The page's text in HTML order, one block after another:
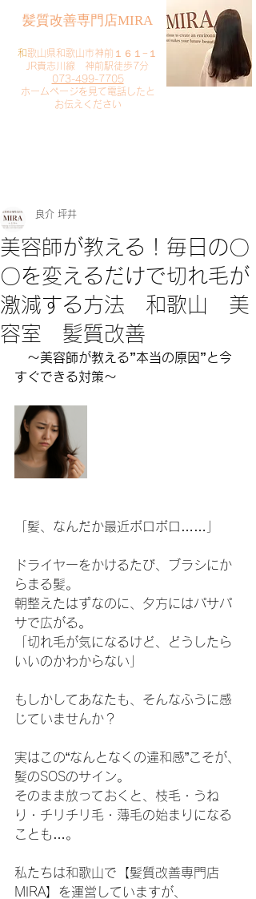
​髪質改善専門店MIRA
​和歌山県和歌山市神前１６１−１
JR貴志川線 神前駅徒歩7分
073-499-7705
​ホームページを見て電話したと
お伝えください
美容師が教える！毎日の〇
〇を変えるだけで切れ毛が
激減する方法 和歌山 美
容室 髪質改善
良介 坪井
～美容師が教える”本当の原因”と今
すぐできる対策～
「髪、なんだか最近ボロボロ……」
ドライヤーをかけるたび、ブラシにか
らまる髪。
朝整えたはずなのに、夕方にはパサパ
サで広がる。
「切れ毛が気になるけど、どうしたら
いいのかわからない」
もしかしてあなたも、そんなふうに感
じていませんか？
実はこの“なんとなくの違和感”こそが、
髪のSOSのサイン。
そのまま放っておくと、枝毛・うね
り・チリチリ毛・薄毛の始まりになる
ことも…。
私たちは和歌山で【髪質改善専門店
MIRA】を運営していますが、